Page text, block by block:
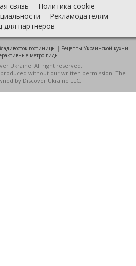
связь
Политика cookie
Рекламодателям
для партнеров
гостиницы | Рецепты Украинской кухни |
метро гиды
Ukraine. All right reserved.
without our written permission. The
by Discover Ukraine LLC.